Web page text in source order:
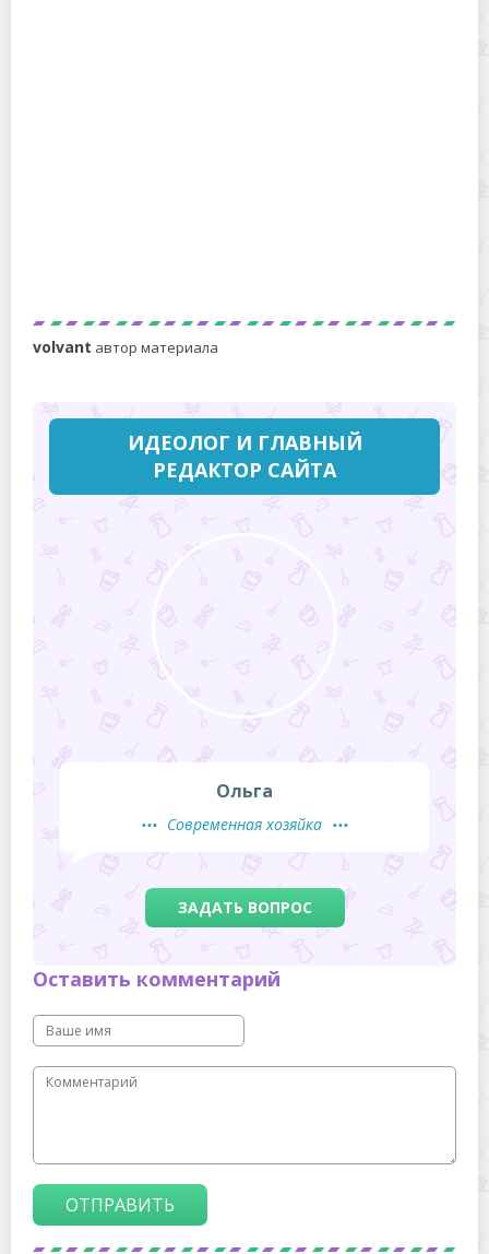
volvant автор материала
ИДЕОЛОГ И ГЛАВНЫЙ
РЕДАКТОР САЙТА
Ольга
Современная хозяйка
ЗАДАТЬ ВОПРОС
Оставить комментарий
ОТПРАВИТЬ